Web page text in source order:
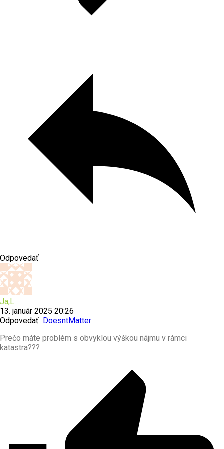
Odpovedať
Ja,L.
13. január 2025 20:26
Odpovedať DoesntMatter
Prečo máte problém s obvyklou výškou nájmu v rámci
katastra???